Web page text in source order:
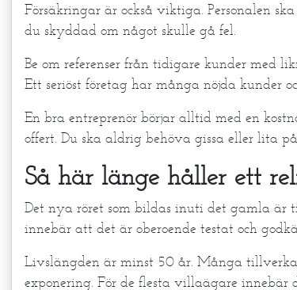
Försäkringar är också viktiga. Personalen
du skyddad om något skulle gå fel.
Be om referenser från tidigare kunder med
Ett seriöst företag har många nöjda kunder
En bra entreprenör börjar alltid med en
offert. Du ska aldrig behöva gissa eller lita
Så här länge håller ett
Det nya röret som bildas inuti det gamla
innebär att det är oberoende testat och
Livslängden är minst 50 år. Många
exponering. För de flesta villaägare